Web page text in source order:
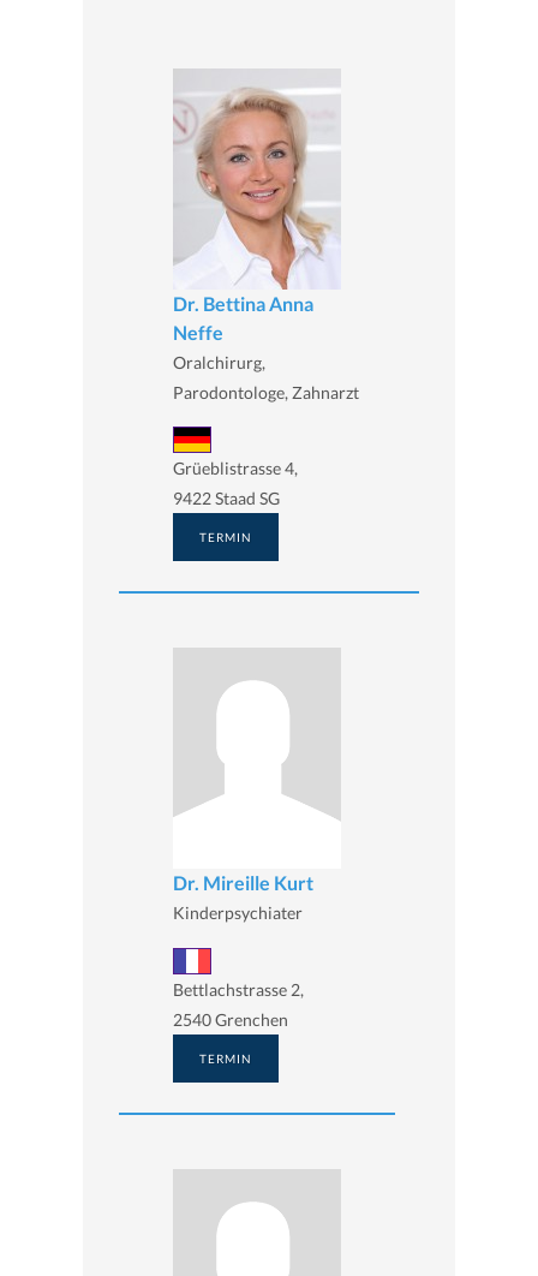
Dr. Bettina Anna
Neffe
Oralchirurg,
Parodontologe, Zahnarzt
Grüeblistrasse 4,
9422 Staad SG
TERMIN
Dr. Mireille Kurt
Kinderpsychiater
Bettlachstrasse 2,
2540 Grenchen
TERMIN